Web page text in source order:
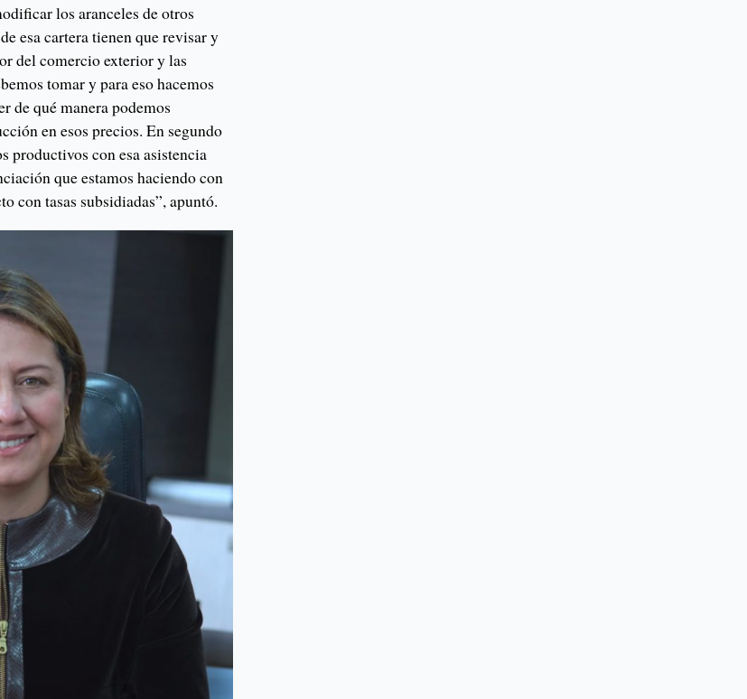
los aranceles de otros
esa cartera tienen que revisar y
del comercio exterior y las
tomar y para eso hacemos
de qué manera podemos
en esos precios. En segundo
productivos con esa asistencia
que estamos haciendo con
con tasas subsidiadas”, apuntó.